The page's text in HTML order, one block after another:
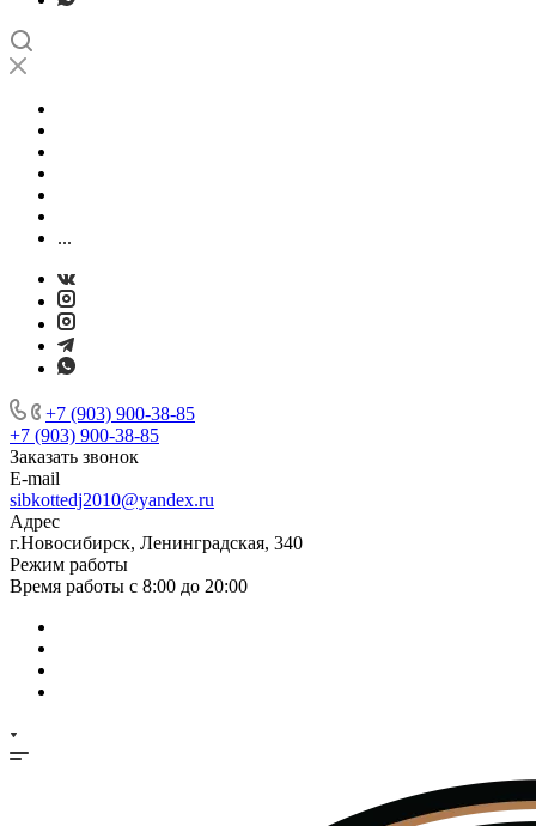
...
+7 (903) 900-38-85
+7 (903) 900-38-85
Заказать звонок
E-mail
sibkottedj2010@yandex.ru
Адрес
г.Новосибирск, Ленинградская, 340
Режим работы
Время работы с 8:00 до 20:00